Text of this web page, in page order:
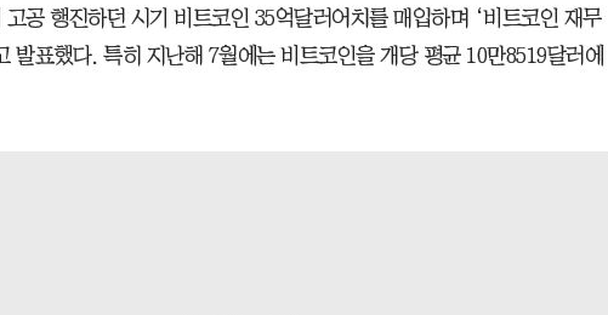
공 행진하던 시기 비트코인 35억달러어치를 매입하며 ‘비트코인 재무
발표했다. 특히 지난해 7월에는 비트코인을 개당 평균 10만8519달러에